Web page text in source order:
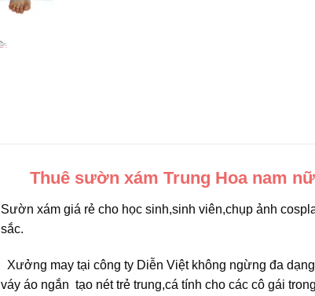
Thuê sườn xám Trung Hoa nam
Sườn xám giá rẻ cho học sinh,sinh viên,chụp ảnh
sắc.
Xưởng may tại công ty Diễn Việt không ngừng đa
váy áo ngắn tạo nét trẻ trung,cá tính cho các cô gái